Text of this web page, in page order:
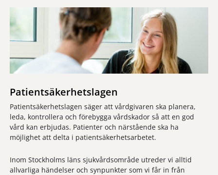
Patientsäkerhetslagen
Patientsäkerhetslagen säger att vårdgivaren ska planera,
leda, kontrollera och förebygga vårdskador så att en god
vård kan erbjudas. Patienter och närstående ska ha
möjlighet att delta i patientsäkerhetsarbetet.
Inom Stockholms läns sjukvårdsområde utreder vi alltid
allvarliga händelser och synpunkter som vi får in från